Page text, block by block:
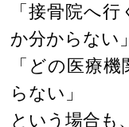
「接骨院へ
か分からない」
「どの医療
らない」
という場合も